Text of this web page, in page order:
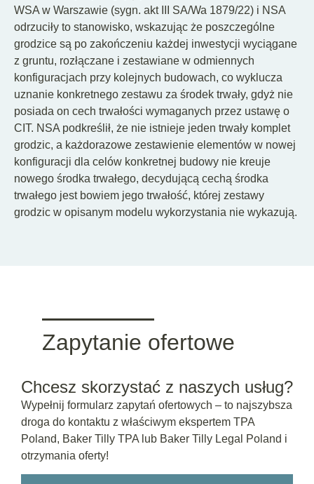
WSA w Warszawie (sygn. akt III SA/Wa 1879/22) i NSA
odrzuciły to stanowisko, wskazując że poszczególne
grodzice są po zakończeniu każdej inwestycji wyciągane
z gruntu, rozłączane i zestawiane w odmiennych
konfiguracjach przy kolejnych budowach, co wyklucza
uznanie konkretnego zestawu za środek trwały, gdyż nie
posiada on cech trwałości wymaganych przez ustawę o
CIT. NSA podkreślił, że nie istnieje jeden trwały komplet
grodzic, a każdorazowe zestawienie elementów w nowej
konfiguracji dla celów konkretnej budowy nie kreuje
nowego środka trwałego, decydującą cechą środka
trwałego jest bowiem jego trwałość, której zestawy
grodzic w opisanym modelu wykorzystania nie wykazują.
Zapytanie ofertowe
Chcesz skorzystać z naszych usług?
Wypełnij formularz zapytań ofertowych – to najszybsza
droga do kontaktu z właściwym ekspertem TPA
Poland, Baker Tilly TPA lub Baker Tilly Legal Poland i
otrzymania oferty!